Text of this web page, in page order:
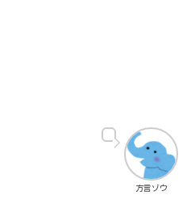
方言ゾウ